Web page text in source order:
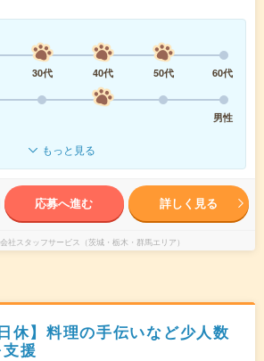
30代 40代 50代
60代
男性
もっと見る
応募へ進む 詳しく見る
社スタッフサービス（茨城・栃木・群馬エリア）
休】料理の手伝いなど少人数
援